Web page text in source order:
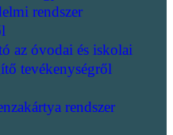
rendszer
az óvodai és iskolai
tevékenységről
rendszer